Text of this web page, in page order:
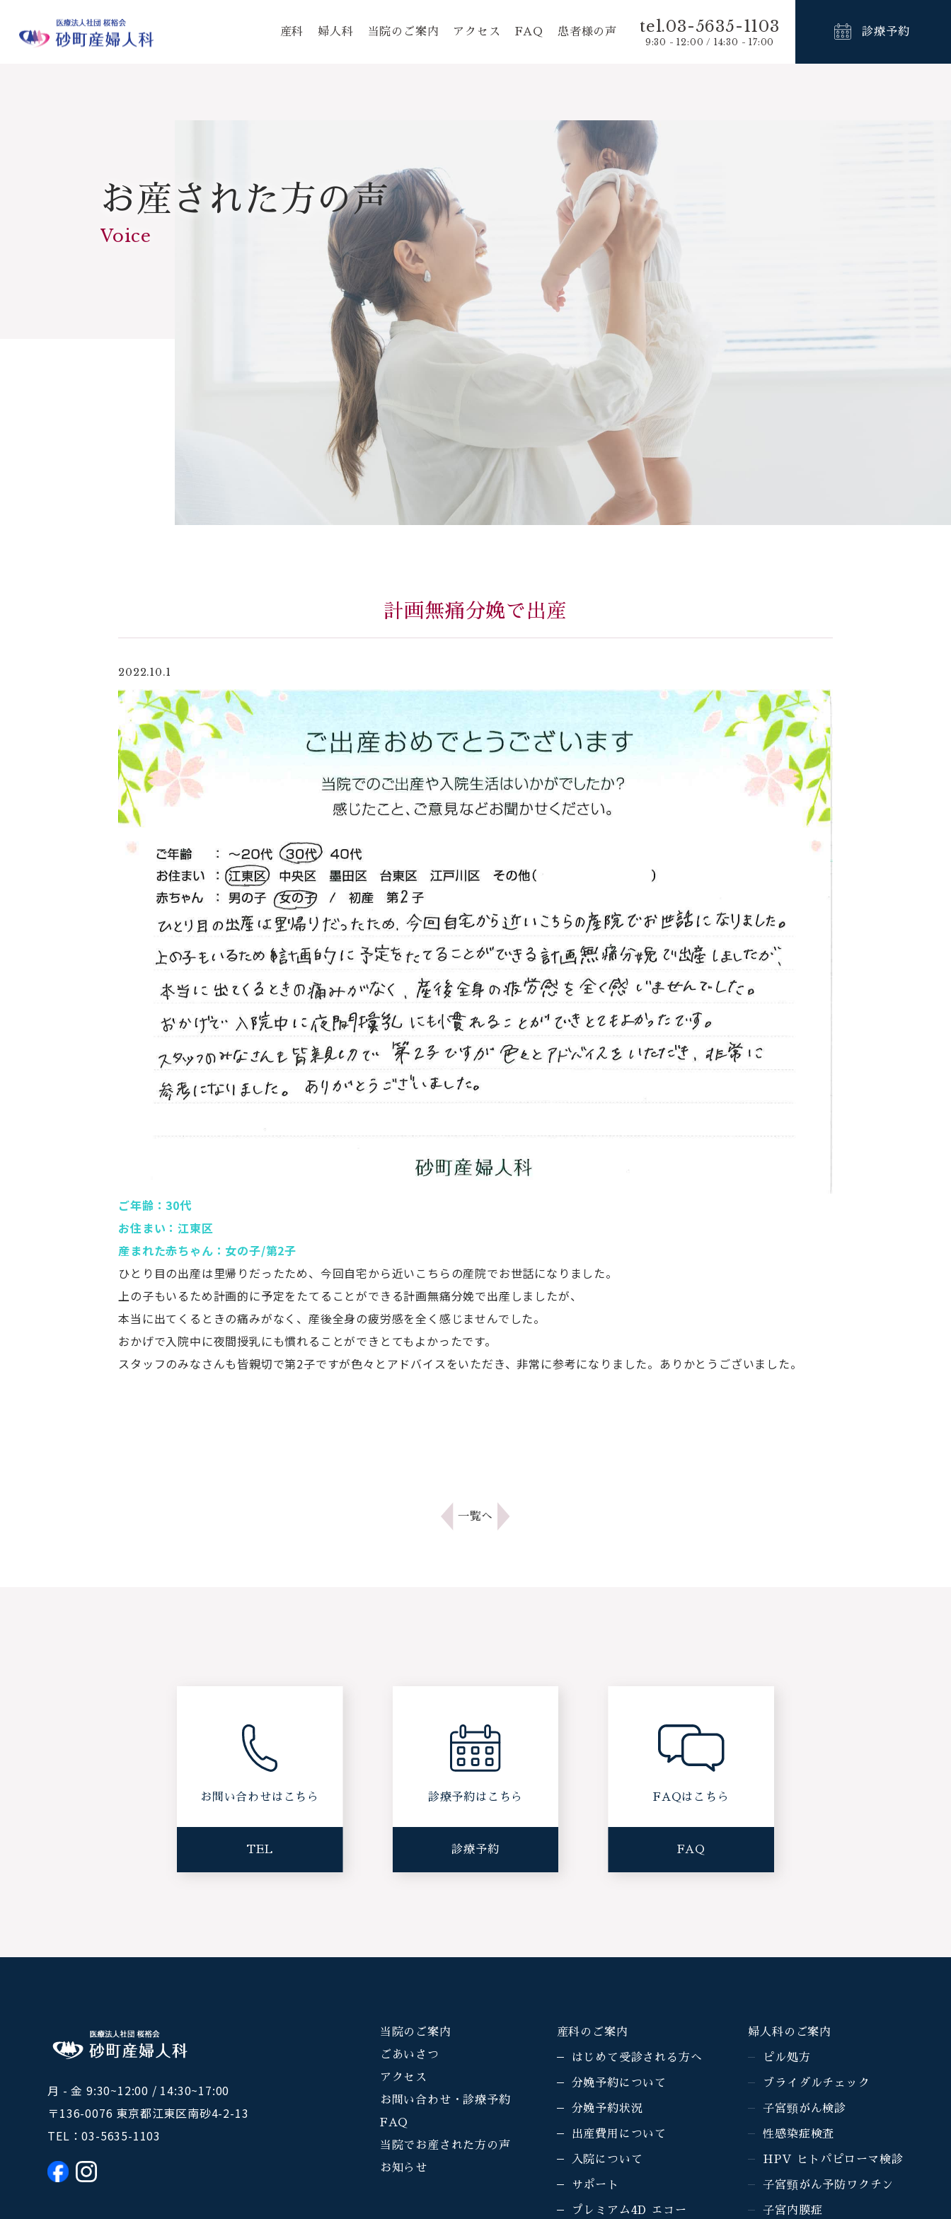
産科 婦人科 当院のご案内 アクセス FAQ 患者様の声 tel.03-5635-1103
9:30 - 12:00 / 14:30 - 17:00
診療予約
お産された方の声
Voice
計画無痛分娩で出産
2022.10.1
ご年齢：30代
お住まい：江東区
産まれた赤ちゃん：女の子/第2子
ひとり目の出産は里帰りだったため、今回自宅から近いこちらの産院でお世話になりました。
上の子もいるため計画的に予定をたてることができる計画無痛分娩で出産しましたが、
本当に出てくるときの痛みがなく、産後全身の疲労感を全く感じませんでした。
おかげで入院中に夜間授乳にも慣れることができとてもよかったです。
スタッフのみなさんも皆親切で第2子ですが色々とアドバイスをいただき、非常に参考になりました。ありかとうございました。
一覧へ
お問い合わせはこちら
TEL
診療予約はこちら
診療予約
FAQはこちら
FAQ
月 - 金 9:30~12:00 / 14:30~17:00
〒136-0076 東京都江東区南砂4-2-13
TEL：03-5635-1103
当院のご案内
ごあいさつ
アクセス
お問い合わせ・診療予約
FAQ
当院でお産された方の声
お知らせ
産科のご案内
はじめて受診される方へ
分娩予約について
分娩予約状況
出産費用について
入院について
サポート
プレミアム4D エコー
婦人科のご案内
ピル処方
ブライダルチェック
子宮頸がん検診
性感染症検査
HPV ヒトパピローマ検診
子宮頸がん予防ワクチン
子宮内膜症